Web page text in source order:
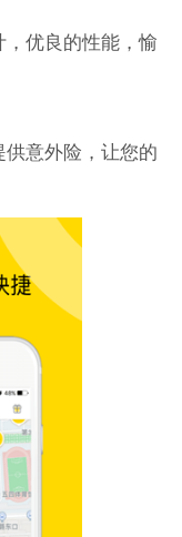
优良的性能，愉
意外险，让您的